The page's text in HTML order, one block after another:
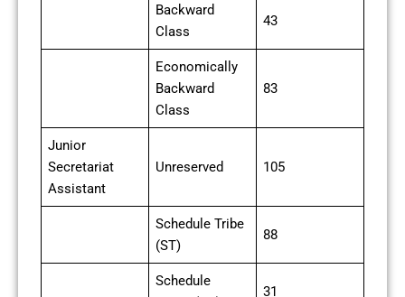
Backward
Class
43
Economically
Backward
Class
83
Junior
Secretariat
Assistant
Unreserved 105
Schedule Tribe
(ST)
88
Schedule
31